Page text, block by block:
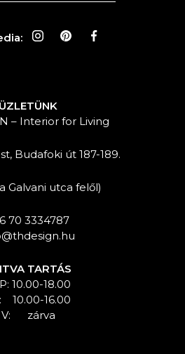
ÜZLETÜNK
– Interior for Living
Budafoki út 187-189.
Galvani utca felől)
70 3334787
TARTÁS
10.00-18.00
10.00-16.00
V: zárva